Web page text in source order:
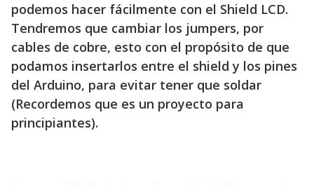
podemos hacer fácilmente con el Shield LCD.
Tendremos que cambiar los jumpers, por
cables de cobre, esto con el propósito de que
podamos insertarlos entre el shield y los pines
del Arduino, para evitar tener que soldar
(Recordemos que es un proyecto para
principiantes).